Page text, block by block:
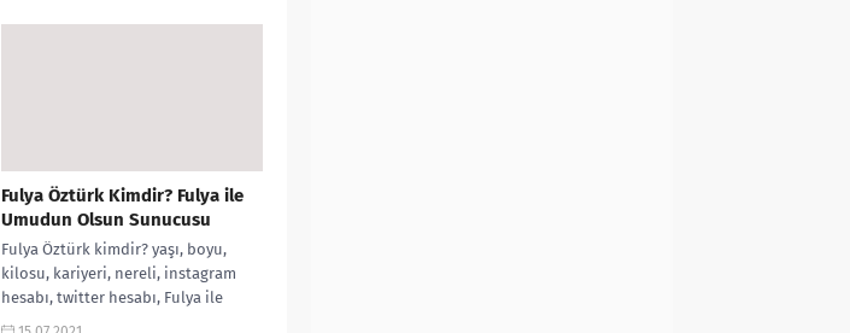
Fulya Öztürk Kimdir? Fulya ile
Umudun Olsun Sunucusu
Fulya Öztürk kimdir? yaşı, boyu,
kilosu, kariyeri, nereli, instagram
hesabı, twitter hesabı, Fulya ile
Umudun Olsun Sunucusu, kariyeri,